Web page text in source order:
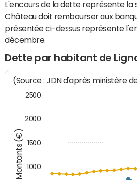
L'encours de la dette représente la
Château doit rembourser aux
présentée ci-dessus représente
décembre.
Dette par habitant de
Montants (€)
(Source : JDN d'après ministère
1000
1500
2000
2500